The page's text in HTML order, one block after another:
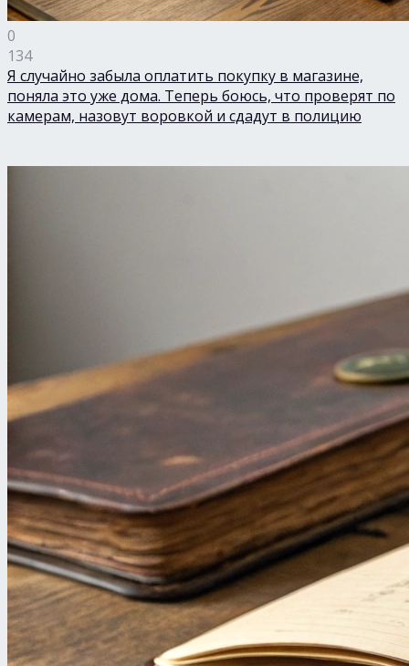
0
134
Я случайно забыла оплатить покупку в магазине,
поняла это уже дома. Теперь боюсь, что проверят по
камерам, назовут воровкой и сдадут в полицию